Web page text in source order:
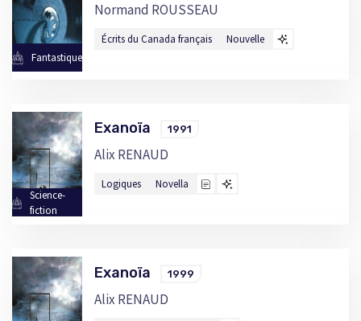
Fantastique
Normand ROUSSEAU
Écrits du Canada français Nouvelle
Science-
fiction
Exanoïa 1991
Alix RENAUD
Logiques Novella
Exanoïa 1999
Alix RENAUD